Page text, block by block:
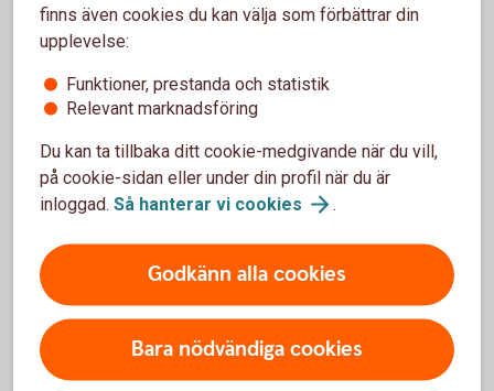
Kontakta
Google
Vill du veta mer om Google
Pay?
Om du har fler frågor eller funderingar om Google
finns även cookies du kan välja som förbättrar din
upplevelse:
Funktioner, prestanda och statistik
Relevant marknadsföring
Du kan ta tillbaka ditt cookie-medgivande när du vill,
på cookie-sidan eller under din profil när du är
inloggad. Så hanterar vi cookies .
Godkänn alla cookies
Bara nödvändiga cookies